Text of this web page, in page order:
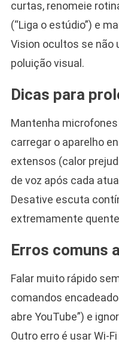
curtas, renomeie
(“Liga o estúdio”) e
Vision ocultos se não
poluição visual.
Dicas para
Mantenha
carregar o aparelho
extensos (calor
de voz após cada
Desative escuta
extremamente
Erros comuns
Falar muito rápido
comandos
abre YouTube”) e
Outro erro é usar Wi-